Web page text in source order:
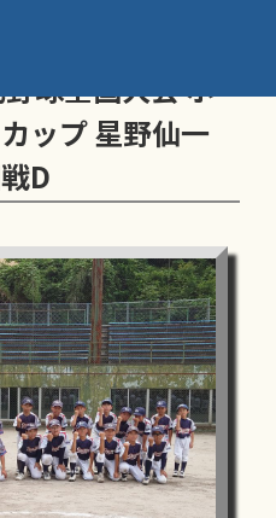
トーナメント
球全国大会 ポ
ップ 星野仙一
D